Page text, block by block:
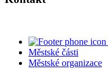
Městské části
Městské organizace